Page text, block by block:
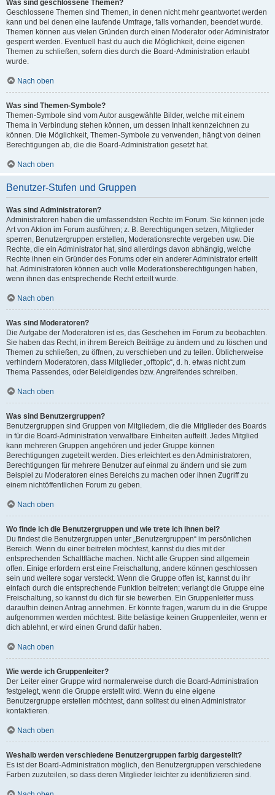
Was sind geschlossene Themen?
Geschlossene Themen sind Themen, in denen nicht mehr geantwortet werden
kann und bei denen eine laufende Umfrage, falls vorhanden, beendet wurde.
Themen können aus vielen Gründen durch einen Moderator oder Administrator
gesperrt werden. Eventuell hast du auch die Möglichkeit, deine eigenen
Themen zu schließen, sofern dies durch die Board-Administration erlaubt
wurde.
Nach oben
Was sind Themen-Symbole?
Themen-Symbole sind vom Autor ausgewählte Bilder, welche mit einem
Thema in Verbindung stehen können, um dessen Inhalt kennzeichnen zu
können. Die Möglichkeit, Themen-Symbole zu verwenden, hängt von deinen
Berechtigungen ab, die die Board-Administration gesetzt hat.
Nach oben
Benutzer-Stufen und Gruppen
Was sind Administratoren?
Administratoren haben die umfassendsten Rechte im Forum. Sie können jede
Art von Aktion im Forum ausführen; z. B. Berechtigungen setzen, Mitglieder
sperren, Benutzergruppen erstellen, Moderationsrechte vergeben usw. Die
Rechte, die ein Administrator hat, sind allerdings davon abhängig, welche
Rechte ihnen ein Gründer des Forums oder ein anderer Administrator erteilt
hat. Administratoren können auch volle Moderationsberechtigungen haben,
wenn ihnen das entsprechende Recht erteilt wurde.
Nach oben
Was sind Moderatoren?
Die Aufgabe der Moderatoren ist es, das Geschehen im Forum zu beobachten.
Sie haben das Recht, in ihrem Bereich Beiträge zu ändern und zu löschen und
Themen zu schließen, zu öffnen, zu verschieben und zu teilen. Üblicherweise
verhindern Moderatoren, dass Mitglieder „offtopic“, d. h. etwas nicht zum
Thema Passendes, oder Beleidigendes bzw. Angreifendes schreiben.
Nach oben
Was sind Benutzergruppen?
Benutzergruppen sind Gruppen von Mitgliedern, die die Mitglieder des Boards
in für die Board-Administration verwaltbare Einheiten aufteilt. Jedes Mitglied
kann mehreren Gruppen angehören und jeder Gruppe können
Berechtigungen zugeteilt werden. Dies erleichtert es den Administratoren,
Berechtigungen für mehrere Benutzer auf einmal zu ändern und sie zum
Beispiel zu Moderatoren eines Bereichs zu machen oder ihnen Zugriff zu
einem nichtöffentlichen Forum zu geben.
Nach oben
Wo finde ich die Benutzergruppen und wie trete ich ihnen bei?
Du findest die Benutzergruppen unter „Benutzergruppen“ im persönlichen
Bereich. Wenn du einer beitreten möchtest, kannst du dies mit der
entsprechenden Schaltfläche machen. Nicht alle Gruppen sind allgemein
offen. Einige erfordern erst eine Freischaltung, andere können geschlossen
sein und weitere sogar versteckt. Wenn die Gruppe offen ist, kannst du ihr
einfach durch die entsprechende Funktion beitreten; verlangt die Gruppe eine
Freischaltung, so kannst du dich für sie bewerben. Ein Gruppenleiter muss
daraufhin deinen Antrag annehmen. Er könnte fragen, warum du in die Gruppe
aufgenommen werden möchtest. Bitte belästige keinen Gruppenleiter, wenn er
dich ablehnt, er wird einen Grund dafür haben.
Nach oben
Wie werde ich Gruppenleiter?
Der Leiter einer Gruppe wird normalerweise durch die Board-Administration
festgelegt, wenn die Gruppe erstellt wird. Wenn du eine eigene
Benutzergruppe erstellen möchtest, dann solltest du einen Administrator
kontaktieren.
Nach oben
Weshalb werden verschiedene Benutzergruppen farbig dargestellt?
Es ist der Board-Administration möglich, den Benutzergruppen verschiedene
Farben zuzuteilen, so dass deren Mitglieder leichter zu identifizieren sind.